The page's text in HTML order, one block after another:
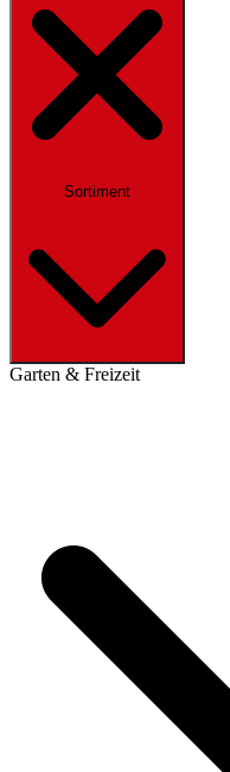
Sortiment
Garten & Freizeit